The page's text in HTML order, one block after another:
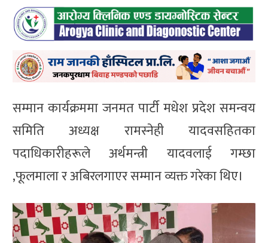
सम्मान कार्यक्रममा जनमत पार्टी मधेश प्रदेश समन्वय
समिति अध्यक्ष रामस्नेही यादवसहितका
पदाधिकारीहरूले अर्थमन्त्री यादवलाई गम्छा
,फूलमाला र अबिरलगाएर सम्मान व्यक्त गरेका थिए।